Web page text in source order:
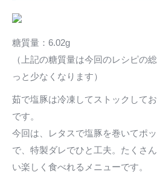
糖質量：6.02g
（上記の糖質量は今回のレシピの
っと少なくなります）
茹で塩豚は冷凍してストックして
です。
今回は、レタスで塩豚を巻いてポ
で、特製ダレでひと工夫。たくさ
い楽しく食べれるメニューです。